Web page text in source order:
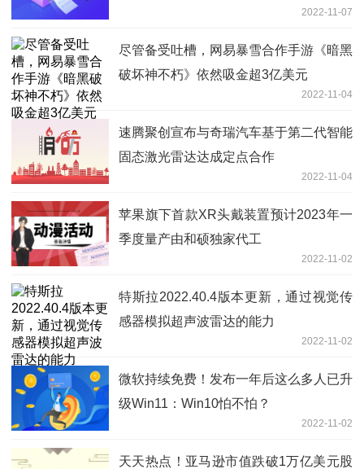
2022-11-07
尽管备受吐槽，网易暴雪合作手游《暗黑
破坏神不朽》依然吸金超3亿美元
2022-11-04
速腾聚创宣布与奇瑞汽车基于第二代智能
固态激光雷达达成定点合作
2022-11-04
苹果旗下首款XR头戴装置预计2023年一
季度量产由和硕独家代工
2022-11-02
特斯拉2022.40.4版本更新，通过视觉传
感器模拟超声波雷达的能力
2022-11-02
微软持续免费！发布一年后这么多人已升
级Win11：Win10怕不怕？
2022-11-02
天天热点！亚马逊市值跌破1万亿美元股